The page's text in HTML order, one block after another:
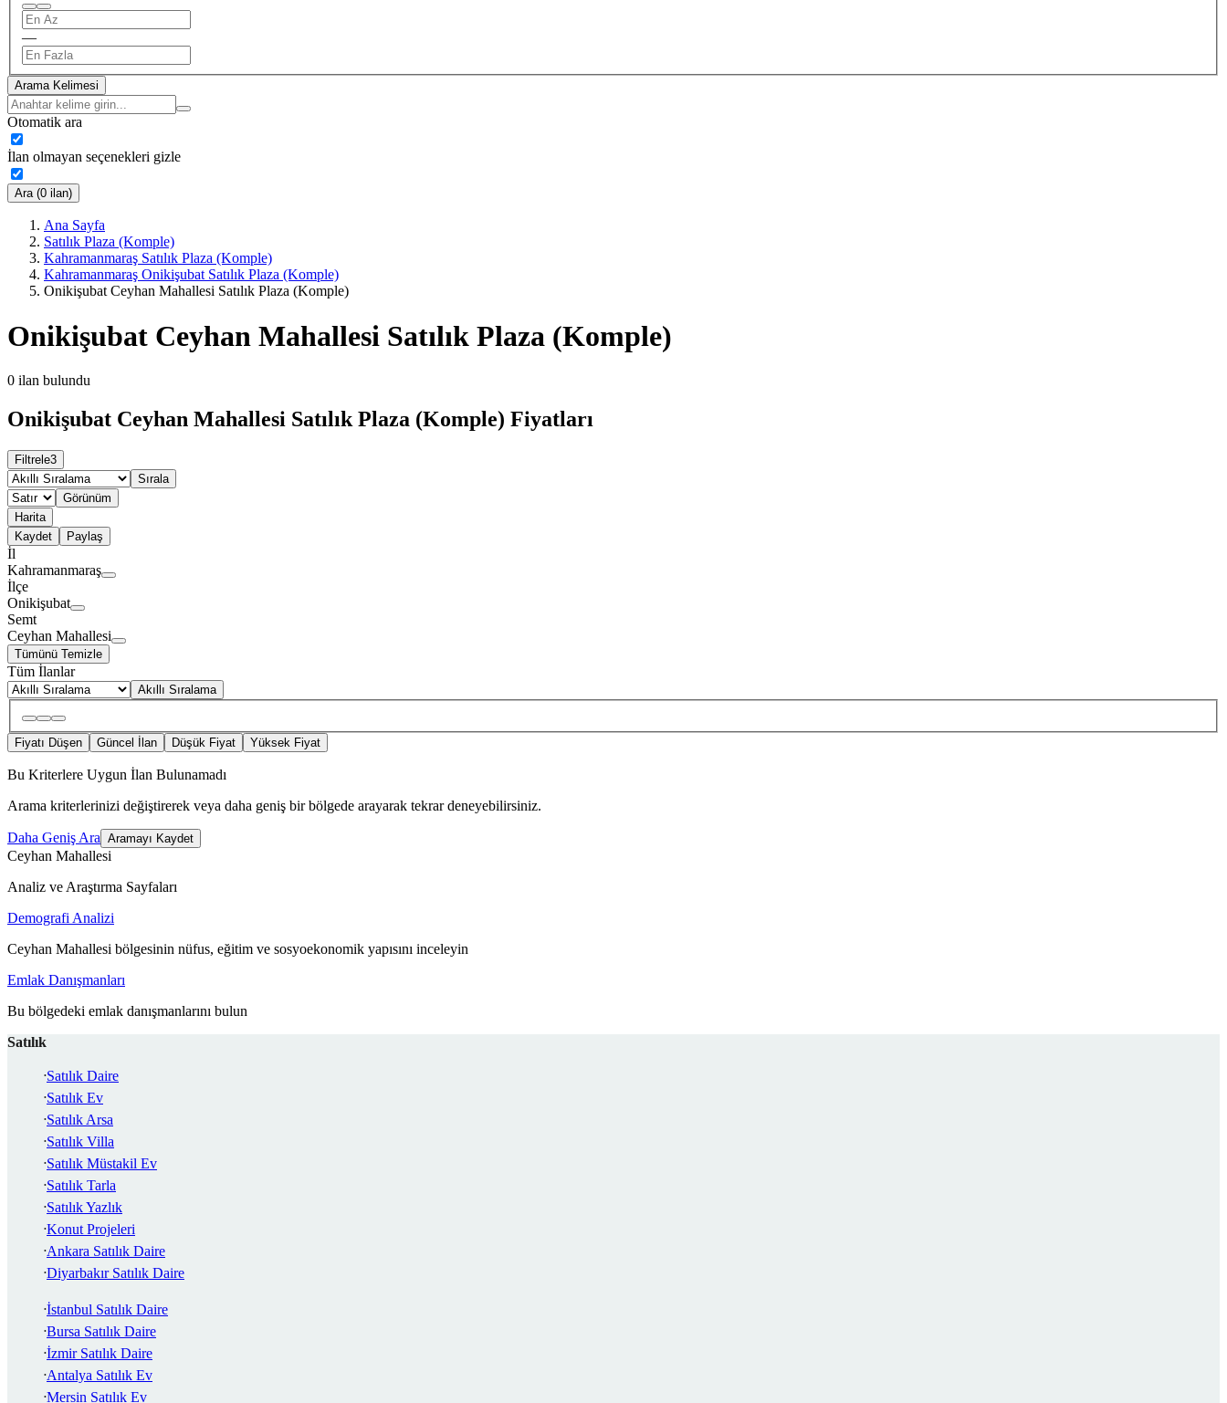
—
Arama Kelimesi
Otomatik ara
İlan olmayan seçenekleri gizle
Ara (0 ilan)
Ana Sayfa
Satılık Plaza (Komple)
Kahramanmaraş Satılık Plaza (Komple)
Kahramanmaraş Onikişubat Satılık Plaza (Komple)
Onikişubat Ceyhan Mahallesi Satılık Plaza (Komple)
Onikişubat Ceyhan Mahallesi Satılık Plaza (Komple)
0 ilan bulundu
Onikişubat Ceyhan Mahallesi Satılık Plaza (Komple) Fiyatları
Filtrele3
Sırala
Görünüm
Harita
Kaydet
Paylaş
İl
Kahramanmaraş
İlçe
Onikişubat
Semt
Ceyhan Mahallesi
Tümünü Temizle
Tüm İlanlar
Akıllı Sıralama
Fiyatı Düşen Güncel İlan Düşük Fiyat Yüksek Fiyat
Bu Kriterlere Uygun İlan Bulunamadı
Arama kriterlerinizi değiştirerek veya daha geniş bir bölgede arayarak tekrar deneyebilirsiniz.
Daha Geniş Ara Aramayı Kaydet
Ceyhan Mahallesi
Analiz ve Araştırma Sayfaları
Demografi Analizi
Ceyhan Mahallesi bölgesinin nüfus, eğitim ve sosyoekonomik yapısını inceleyin
Emlak Danışmanları
Bu bölgedeki emlak danışmanlarını bulun
Satılık
Satılık Daire
Satılık Ev
Satılık Arsa
Satılık Villa
Satılık Müstakil Ev
Satılık Tarla
Satılık Yazlık
Konut Projeleri
Ankara Satılık Daire
Diyarbakır Satılık Daire
İstanbul Satılık Daire
Bursa Satılık Daire
İzmir Satılık Daire
Antalya Satılık Ev
Mersin Satılık Ev